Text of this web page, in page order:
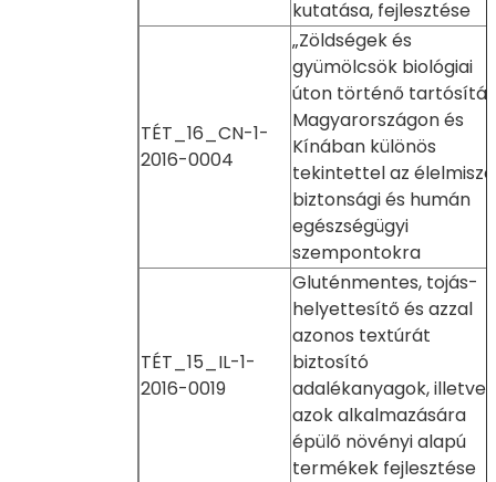
kutatása, fejlesztése
TÉT_16_CN-1-
2016-0004
„Zöldségek és
gyümölcsök biológiai
úton történő
Magyarországon és
Kínában különös
tekintettel az
biztonsági és humán
egészségügyi
szempontokra
TÉT_15_IL-1-
2016-0019
Gluténmentes, tojás-
helyettesítő és azzal
azonos textúrát
biztosító
adalékanyagok, illetve
azok alkalmazására
épülő növényi alapú
termékek fejlesztése